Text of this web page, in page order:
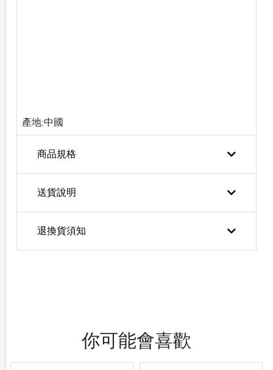
產地:中國
商品規格
送貨說明
退換貨須知
你可能會喜歡